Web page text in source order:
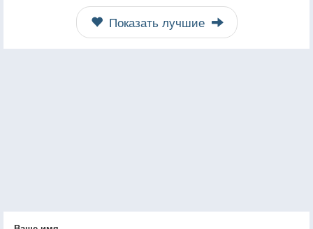
Показать лучшие